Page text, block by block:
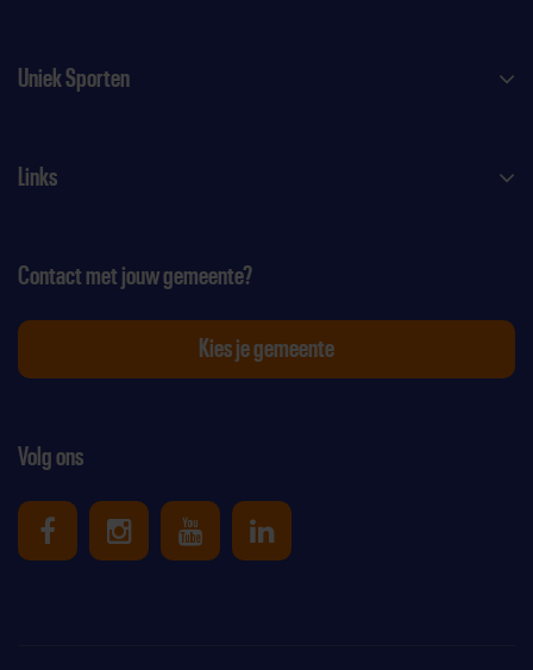
Uniek Sporten
Links
Volg ons
Uniek Sporten op Facebook
Uniek Sporten op Instagram
Uniek Sporten op Youtube
Uniek Sporten op
Contact met jouw gemeente?
Kies je gemeente